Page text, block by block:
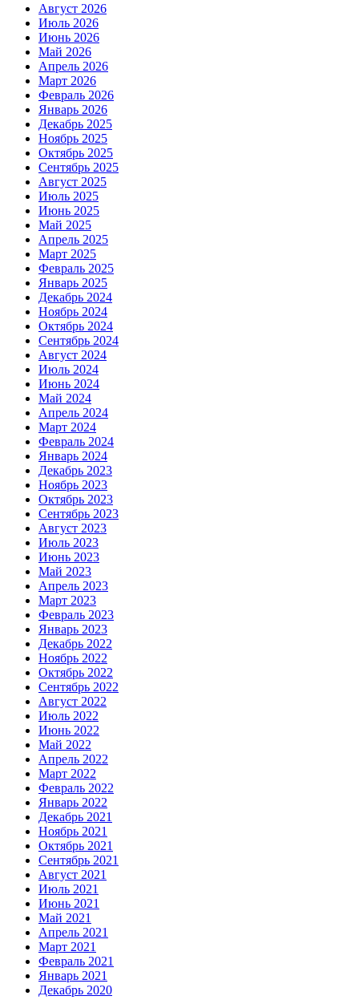
Август 2026
Июль 2026
Июнь 2026
Май 2026
Апрель 2026
Март 2026
Февраль 2026
Январь 2026
Декабрь 2025
Ноябрь 2025
Октябрь 2025
Сентябрь 2025
Август 2025
Июль 2025
Июнь 2025
Май 2025
Апрель 2025
Март 2025
Февраль 2025
Январь 2025
Декабрь 2024
Ноябрь 2024
Октябрь 2024
Сентябрь 2024
Август 2024
Июль 2024
Июнь 2024
Май 2024
Апрель 2024
Март 2024
Февраль 2024
Январь 2024
Декабрь 2023
Ноябрь 2023
Октябрь 2023
Сентябрь 2023
Август 2023
Июль 2023
Июнь 2023
Май 2023
Апрель 2023
Март 2023
Февраль 2023
Январь 2023
Декабрь 2022
Ноябрь 2022
Октябрь 2022
Сентябрь 2022
Август 2022
Июль 2022
Июнь 2022
Май 2022
Апрель 2022
Март 2022
Февраль 2022
Январь 2022
Декабрь 2021
Ноябрь 2021
Октябрь 2021
Сентябрь 2021
Август 2021
Июль 2021
Июнь 2021
Май 2021
Апрель 2021
Март 2021
Февраль 2021
Январь 2021
Декабрь 2020